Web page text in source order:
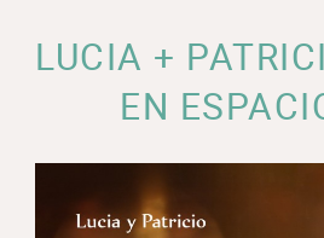
SOBRE MI / ABOUT ME
LUCIA +
EN